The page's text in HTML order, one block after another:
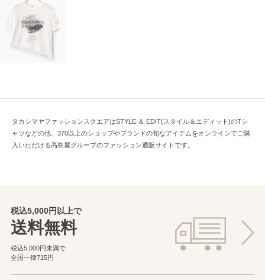
タカシマヤファッションスクエアはSTYLE ＆ EDIT(スタイル＆エディット)のTシ
ャツなどの他、370以上のショップやブランドの旬なアイテムをオンラインでご購
入いただける高島屋グループのファッション通販サイトです。
税込5,000円以上で
送料無料
税込5,000円未満で
全国一律715円